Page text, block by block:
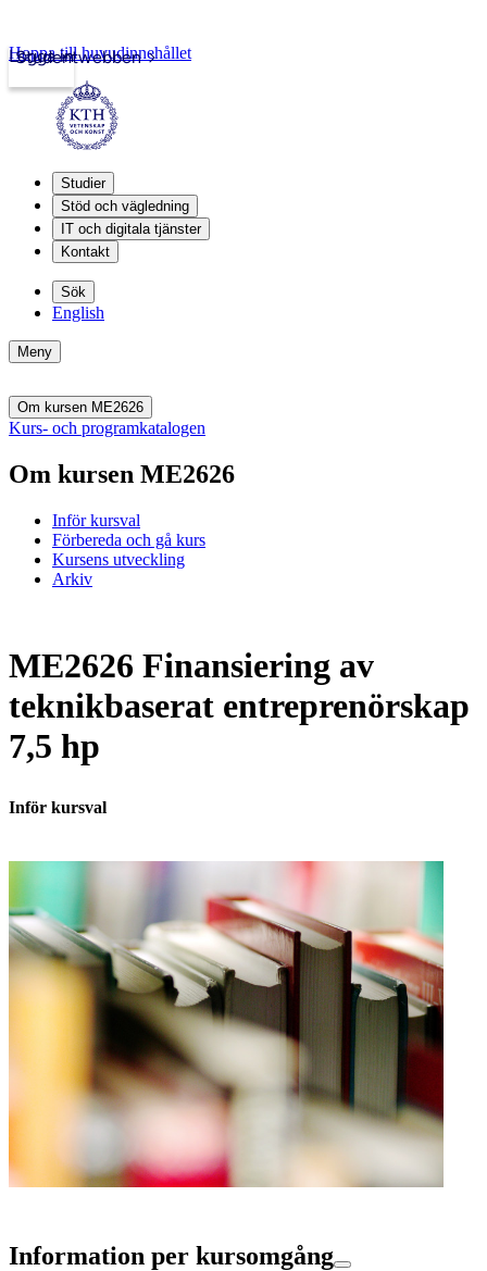
Studentwebben
Logga in
Hoppa till huvudinnehållet
Studier
Stöd och vägledning
IT och digitala tjänster
Kontakt
Sök
English
Meny
Om kursen ME2626
Kurs- och programkatalogen
Om kursen ME2626
Inför kursval
Förbereda och gå kurs
Kursens utveckling
Arkiv
ME2626 Finansiering av
teknikbaserat entreprenörskap
7,5 hp
Inför kursval
Information per kursomgång